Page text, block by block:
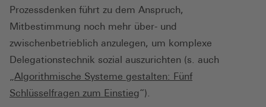
Prozessdenken führt zu dem Anspruch,
Mitbestimmung noch mehr über- und
zwischenbetrieblich anzulegen, um komplexe
Delegationstechnik sozial auszurichten (s. auch
„Algorithmische Systeme gestalten: Fünf
Schlüsselfragen zum Einstieg“).